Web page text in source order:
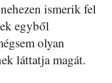
ismerik fel
egyből
olyan
láttatja magát.